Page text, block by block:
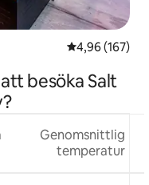
4,96 av 5 i
4,96 (167)
besöka Salt
Genomsnittlig
temperatur